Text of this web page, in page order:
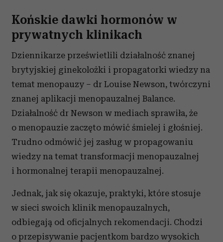
Końskie dawki hormonów w
prywatnych klinikach
Dziennikarze prześwietlili działalność znanej
brytyjskiej ginekolożki i propagatorki wiedzy na
temat menopauzy – dr Louise Newson, twórczyni
znanej aplikacji menopauzalnej Balance.
Działalność dr Newson w mediach sprawiła, że
o menopauzie zaczęto mówić śmielej i głośniej.
Trudno odmówić jej zasług w propagowaniu
wiedzy na temat transformacji menopauzalnej
i hormonalnej terapii menopauzalnej.
Jednak, jak się okazuje, praktyki, które stosuje
w sieci swoich klinik menopauzalnych,
odbiegają od oficjalnych rekomendacji. Chodzi
o przepisywanie pacjentkom bardzo wysokich